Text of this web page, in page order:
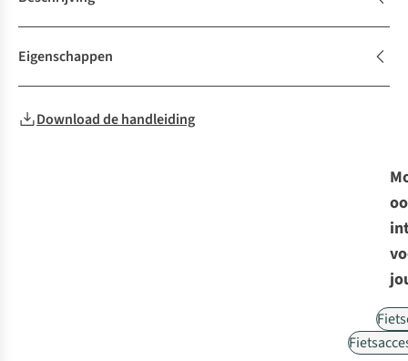
Eigenschappen
Download de handleiding